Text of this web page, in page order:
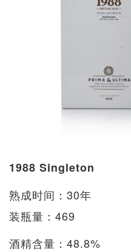
1988 Singleton
熟成时间：30年
装瓶量：469
酒精含量：48.8%